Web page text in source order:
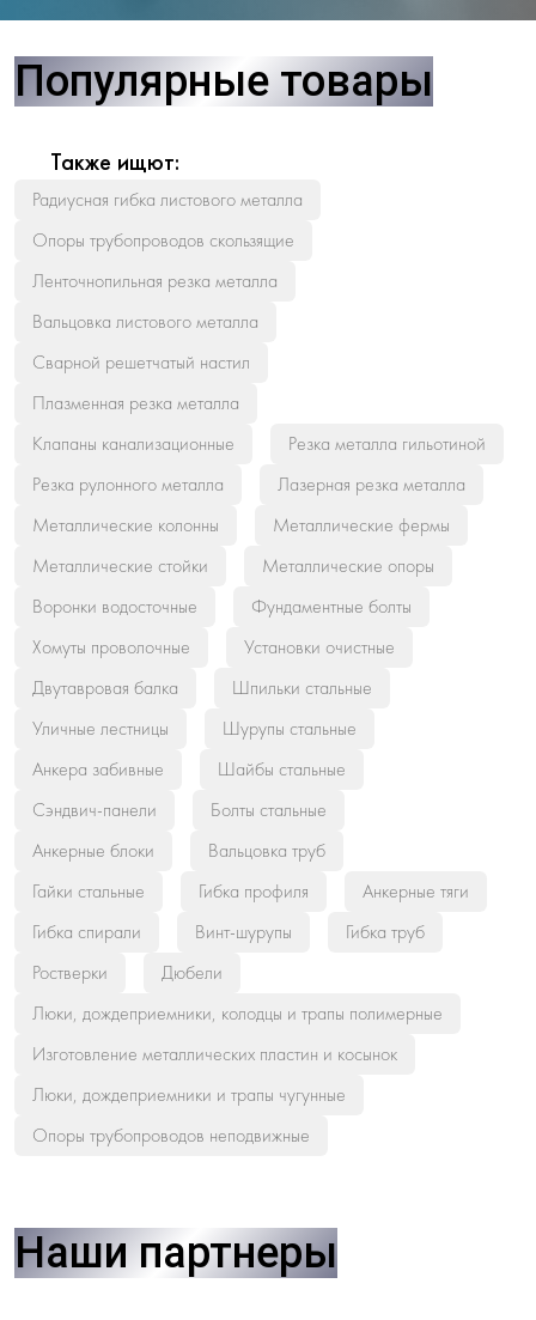
Популярные товары
Также ищют:
Радиусная гибка листового металла
Опоры трубопроводов скользящие
Ленточнопильная резка металла
Вальцовка листового металла
Сварной решетчатый настил
Плазменная резка металла
Клапаны канализационные
Резка металла гильотиной
Резка рулонного металла
Лазерная резка металла
Металлические колонны
Металлические фермы
Металлические стойки
Металлические опоры
Воронки водосточные
Фундаментные болты
Хомуты проволочные
Установки очистные
Двутавровая балка
Шпильки стальные
Уличные лестницы
Шурупы стальные
Анкера забивные
Шайбы стальные
Сэндвич-панели
Болты стальные
Анкерные блоки
Вальцовка труб
Гайки стальные
Гибка профиля
Анкерные тяги
Гибка спирали
Винт-шурупы
Гибка труб
Ростверки
Дюбели
Люки, дождеприемники, колодцы и трапы полимерные
Изготовление металлических пластин и косынок
Люки, дождеприемники и трапы чугунные
Опоры трубопроводов неподвижные
Наши партнеры